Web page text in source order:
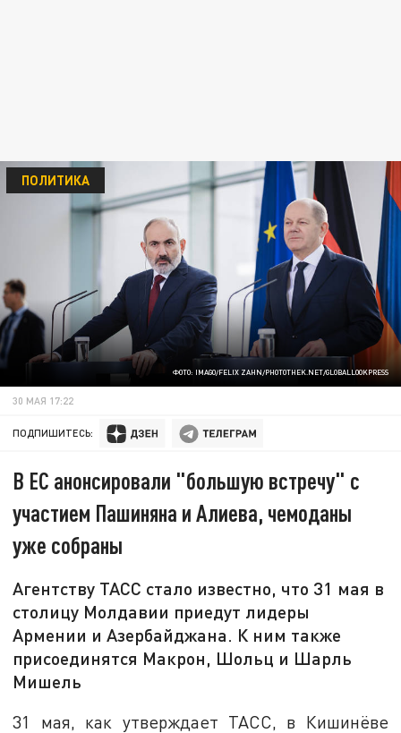
ФОТО: IMAGO/FELIX ZAHN/PHOTOTHEK.NET/GLOBALLOOKPRESS
ПОЛИТИКА
30 МАЯ 17:22
ПОДПИШИТЕСЬ:
В ЕС анонсировали "большую встречу" с
участием Пашиняна и Алиева, чемоданы
уже собраны
Агентству ТАСС стало известно, что 31 мая в
столицу Молдавии приедут лидеры
Армении и Азербайджана. К ним также
присоединятся Макрон, Шольц и Шарль
Мишель
31 мая, как утверждает ТАСС, в Кишинёве